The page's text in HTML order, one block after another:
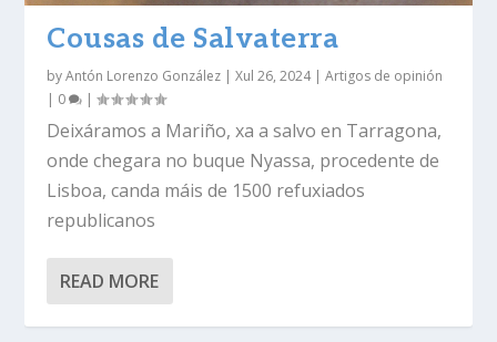
Cousas de Salvaterra
byAntón Lorenzo González |Xul 26, 2024|Artigos de opinión
| 0 |
Deixáramos a Mariño, xa a salvo en Tarragona,
onde chegara no buque Nyassa, procedente de
Lisboa, canda máis de 1500 refuxiados
republicanos
READ MORE